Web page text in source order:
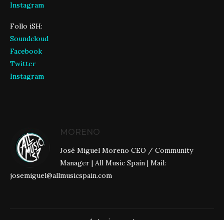
Instagram
Follo iSH:
Soundcloud
Facebook
Twitter
Instagram
MORENO
José Miguel Moreno CEO / Community
Manager | All Music Spain | Mail:
josemiguel@allmusicspain.com